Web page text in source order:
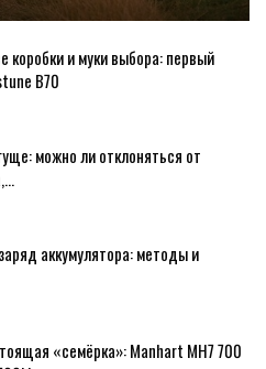
коробки и муки выбора: первый
B70
можно ли отклоняться от
аккумулятора: методы и
«семёрка»: Manhart MH7 700